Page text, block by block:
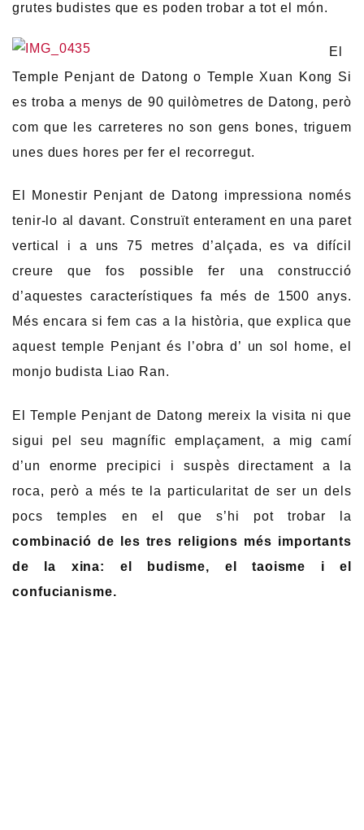
grutes budistes que es poden trobar a tot el món.
El
Temple Penjant de Datong o Temple Xuan Kong Si
es troba a menys de 90 quilòmetres de Datong, però
com que les carreteres no son gens bones, triguem
unes dues hores per fer el recorregut.
El Monestir Penjant de Datong impressiona només
tenir-lo al davant. Construït enterament en una paret
vertical i a uns 75 metres d’alçada, es va difícil
creure que fos possible fer una construcció
d’aquestes característiques fa més de 1500 anys.
Més encara si fem cas a la història, que explica que
aquest temple Penjant és l’obra d’ un sol home, el
monjo budista Liao Ran.
El Temple Penjant de Datong mereix la visita ni que
sigui pel seu magnífic emplaçament, a mig camí
d’un enorme precipici i suspès directament a la
roca, però a més te la particularitat de ser un dels
pocs temples en el que s’hi pot trobar la
combinació de les tres religions més importants
de la xina: el budisme, el taoisme i el
confucianisme.